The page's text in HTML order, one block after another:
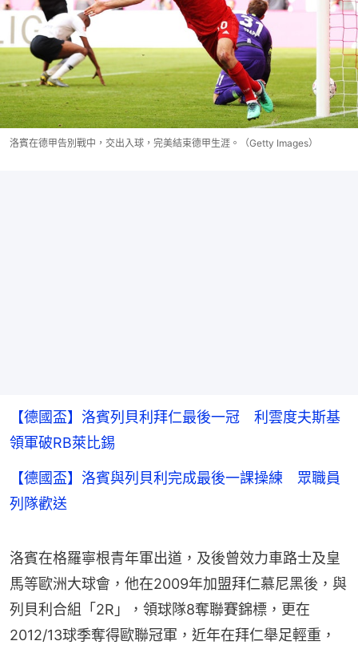
洛賓在德甲告別戰中，交出入球，完美結束德甲生涯。（Getty Images）
【德國盃】洛賓列貝利拜仁最後一冠 利雲度夫斯基
領軍破RB萊比錫
【德國盃】洛賓與列貝利完成最後一課操練 眾職員
列隊歡送
洛賓在格羅寧根青年軍出道，及後曾效力車路士及皇
馬等歐洲大球會，他在2009年加盟拜仁慕尼黑後，與
列貝利合組「2R」，領球隊8奪聯賽錦標，更在
2012/13球季奪得歐聯冠軍，近年在拜仁舉足輕重，